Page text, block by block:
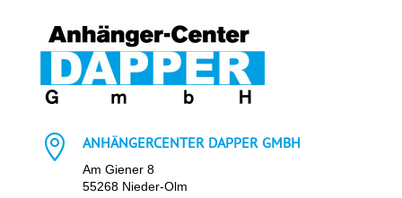
 ANHÄNGERCENTER DAPPER GMBH
Am Giener 8
55268 Nieder-Olm